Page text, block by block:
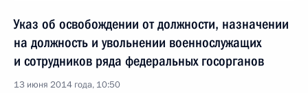
Указ об освобождении от должности, назначении
на должность и увольнении военнослужащих
и сотрудников ряда федеральных госорганов
13 июня 2014 года, 10:50